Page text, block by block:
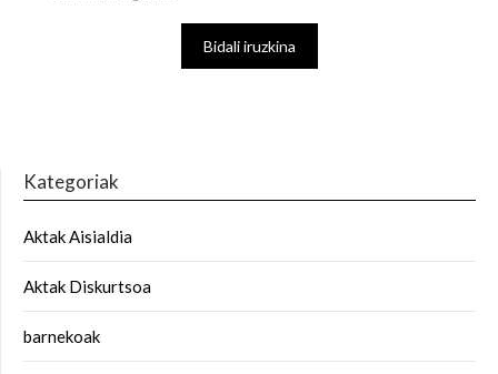
Kategoriak
Aktak Aisialdia
Aktak Diskurtsoa
barnekoak